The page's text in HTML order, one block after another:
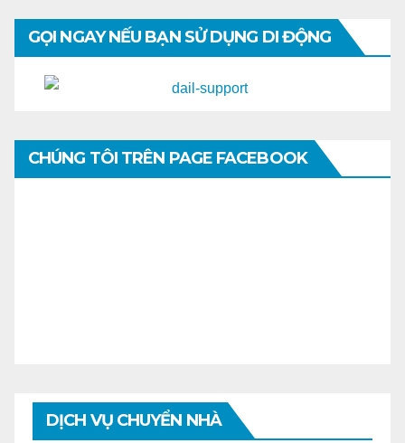
GỌI NGAY NẾU BẠN SỬ DỤNG DI ĐỘNG
CHÚNG TÔI TRÊN PAGE FACEBOOK
DỊCH VỤ CHUYỂN NHÀ